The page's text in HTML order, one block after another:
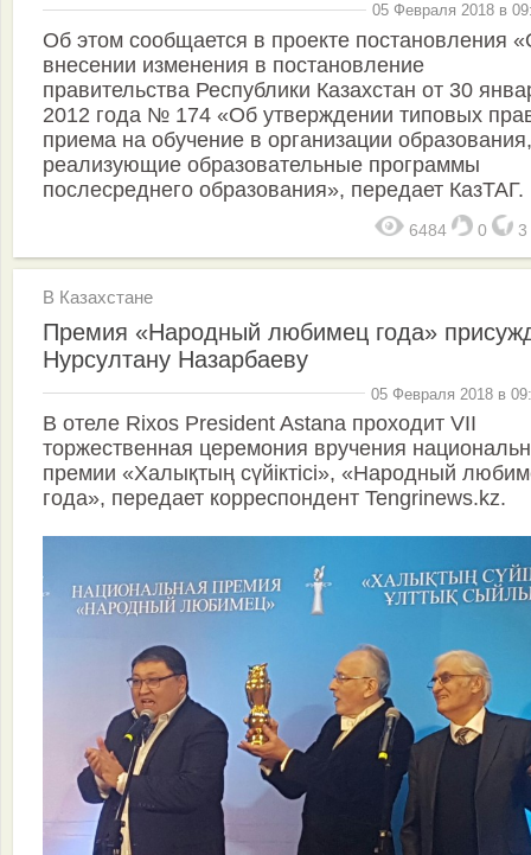
05 Февраля 2018 в
Об этом сообщается в проекте постановления
внесении изменения в постановление
правительства Республики Казахстан от 30
2012 года № 174 «Об утверждении типовых
приема на обучение в организации образования,
реализующие образовательные программы
послесреднего образования», передает КазТАГ.
6484 0 3
В Казахстане
Премия «Народный любимец года»
Нурсултану Назарбаеву
05 Февраля 2018 в
В отеле Rixos President Astana проходит VII
торжественная церемония вручения
премии «Халықтың сүйiктісі», «Народный
года», передает корреспондент Tengrinews.kz.